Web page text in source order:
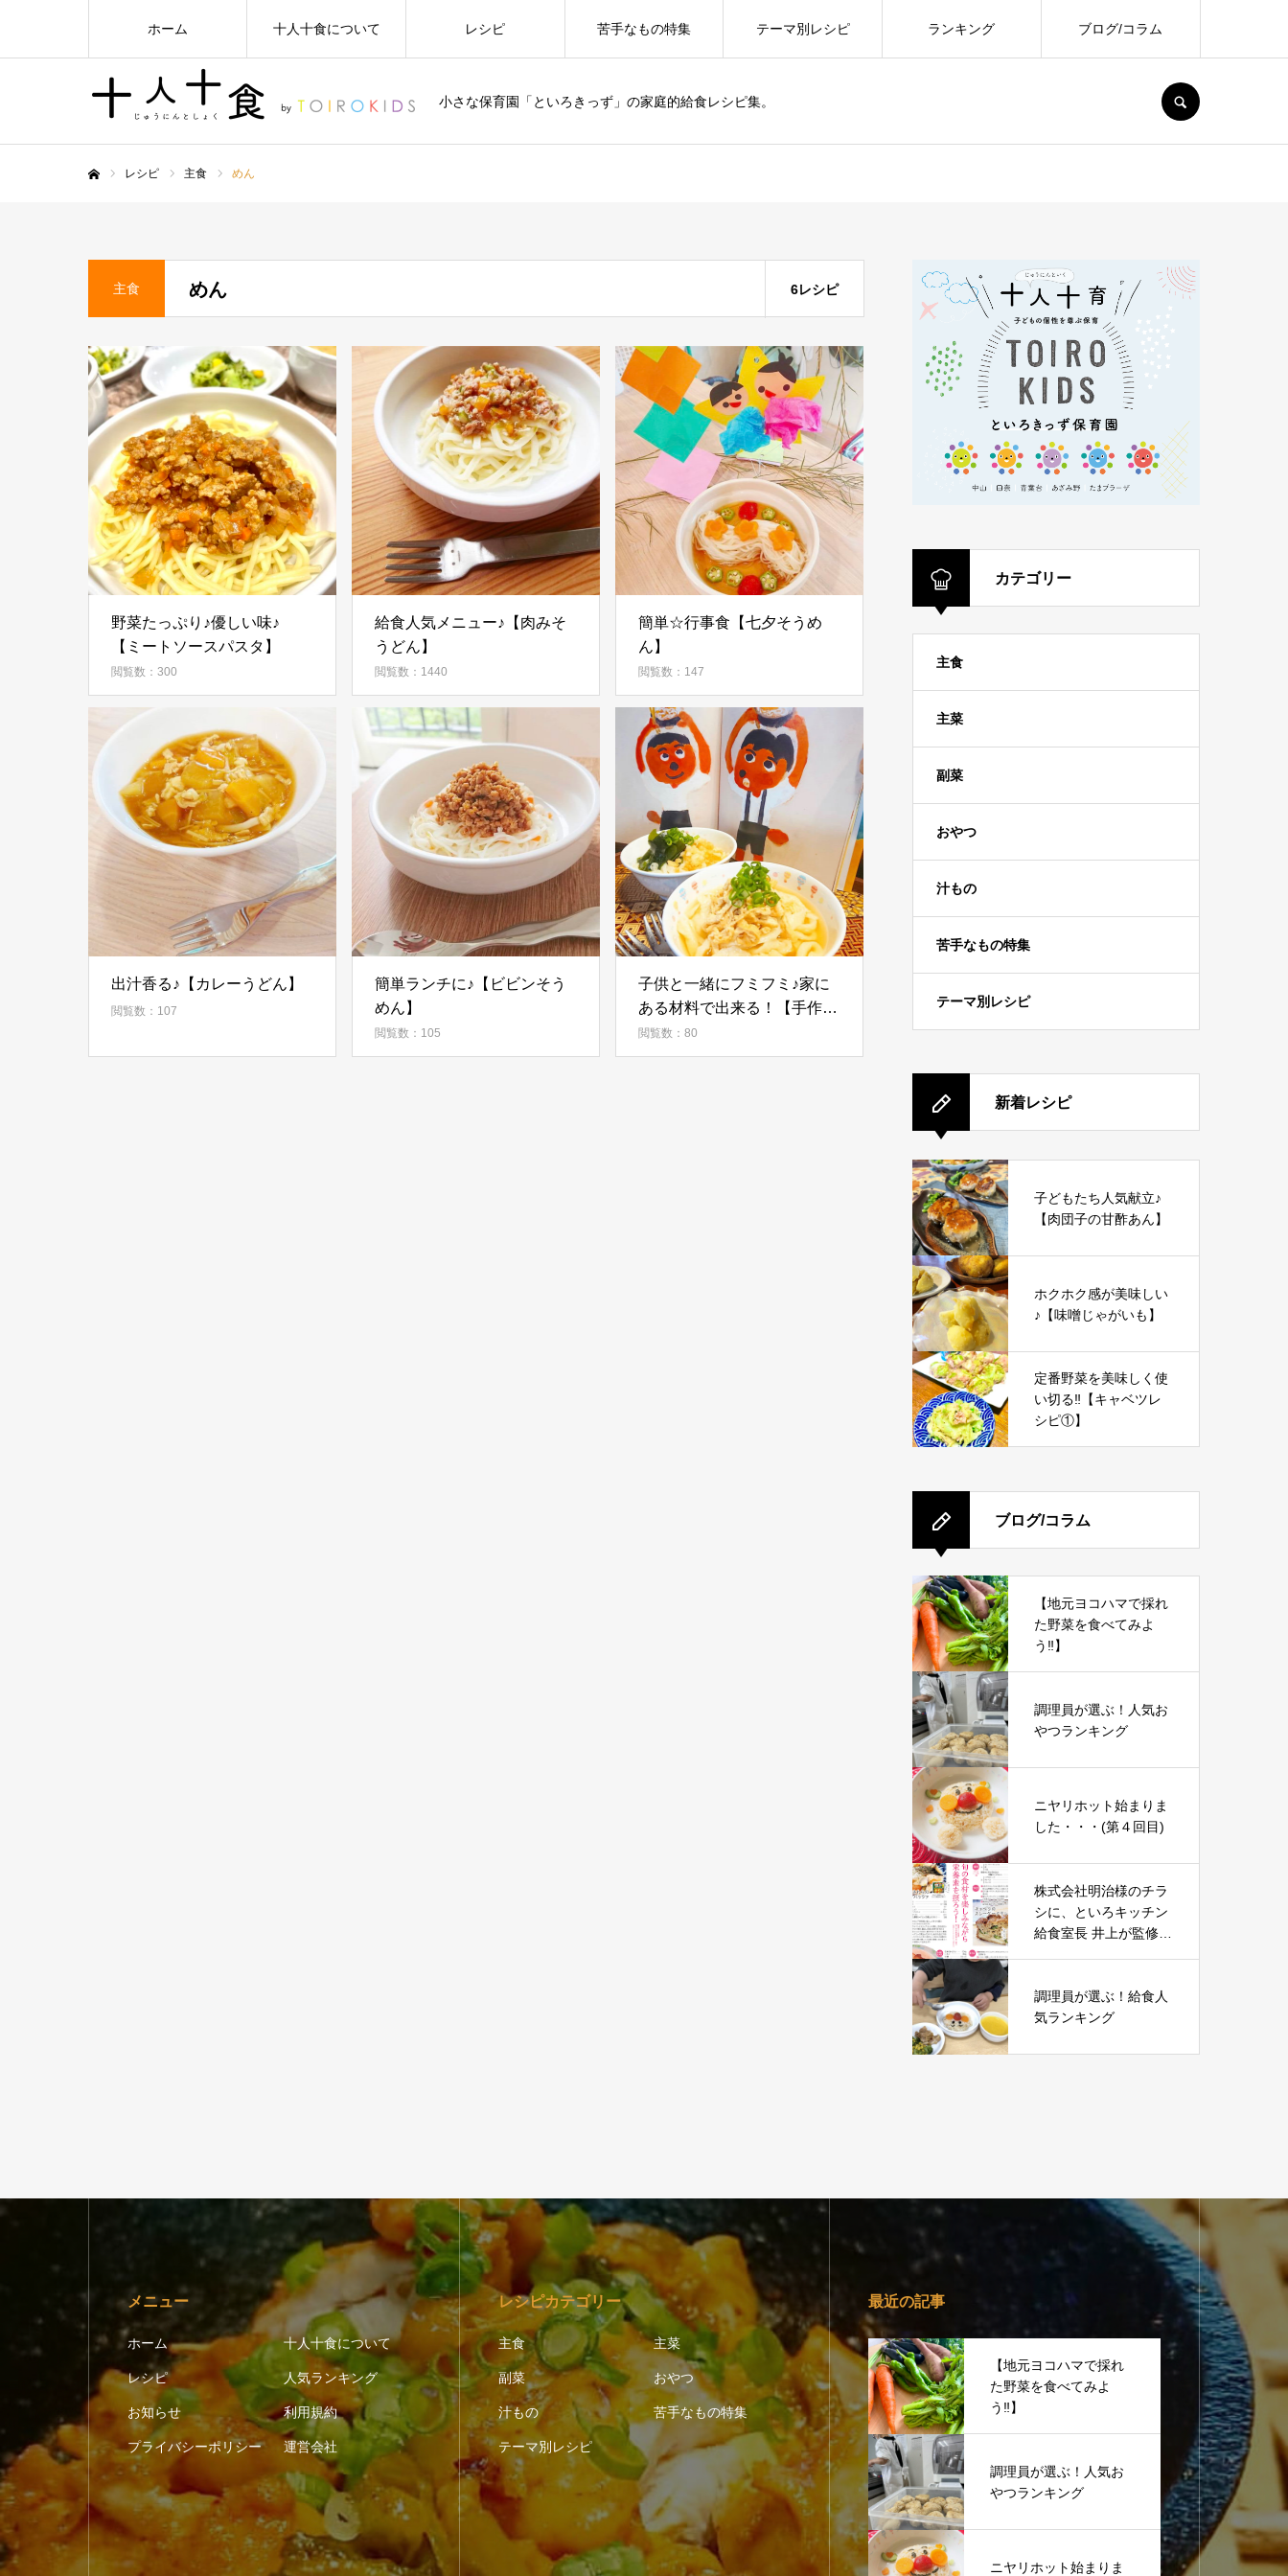
小さな保育園「といろきっず」の家庭的給食レシピ集。
ホーム 十人十食について レシピ 苦手なもの特集 テーマ別レシピ ランキング ブログ/コラム
レシピ 主食 めん
主食 めん 6レシピ
野菜たっぷり♪優しい味♪
【ミートソースパスタ】
閲覧数：300
給食人気メニュー♪【肉みそ
うどん】
閲覧数：1440
簡単☆行事食【七夕そうめ
ん】
閲覧数：147
出汁香る♪【カレーうどん】
閲覧数：107
簡単ランチに♪【ビビンそう
めん】
閲覧数：105
子供と一緒にフミフミ♪家に
ある材料で出来る！【手作り
うどん】
閲覧数：80
カテゴリー
主食
主菜
副菜
おやつ
汁もの
苦手なもの特集
テーマ別レシピ
新着レシピ
子どもたち人気献立♪
【肉団子の甘酢あん】
ホクホク感が美味しい
♪【味噌じゃがいも】
定番野菜を美味しく使
い切る‼︎【キャベツレ
シピ①】
ブログ/コラム
【地元ヨコハマで採れ
た野菜を食べてみよ
う‼︎】
調理員が選ぶ！人気お
やつランキング
ニヤリホット始まりま
した・・・(第４回目)
株式会社明治様のチラ
シに、といろキッチン
給食室長 井上が監修し
調理員が選ぶ！給食人
気ランキング
メニュー
ホーム 十人十食について
レシピ 人気ランキング
お知らせ 利用規約
プライバシーポリシー 運営会社
レシピカテゴリー
主食 主菜
副菜 おやつ
汁もの 苦手なもの特集
テーマ別レシピ
最近の記事
【地元ヨコハマで採れ
た野菜を食べてみよ
う‼︎】
調理員が選ぶ！人気お
やつランキング
ニヤリホット始まりま